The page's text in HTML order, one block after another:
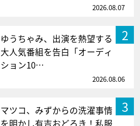
2026.08.07
2
ゆうちゃみ、出演を熱望する
大人気番組を告白「オーディ
ション10…
2026.08.06
3
マツコ、みずからの洗濯事情
を明かし有吉おどろき！私服